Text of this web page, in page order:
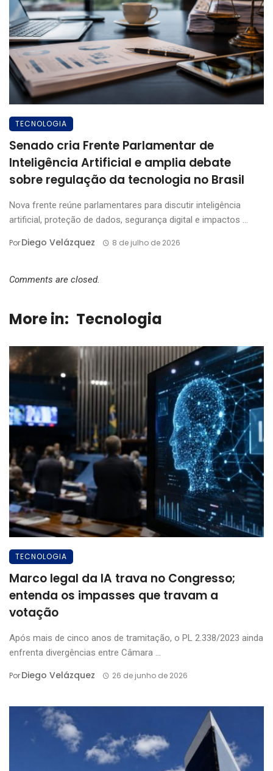
TECNOLOGIA
Senado cria Frente Parlamentar de
Inteligência Artificial e amplia debate
sobre regulação da tecnologia no Brasil
Nova frente reúne parlamentares para discutir inteligência
artificial, proteção de dados, segurança digital e impactos ...
PorDiego Velázquez 8 de julho de 2026
Comments are closed.
More in: Tecnologia
TECNOLOGIA
Marco legal da IA trava no Congresso;
entenda os impasses que travam a
votação
Após mais de cinco anos de tramitação, o PL 2.338/2023 ainda
enfrenta divergências entre Câmara ...
PorDiego Velázquez 26 de junho de 2026